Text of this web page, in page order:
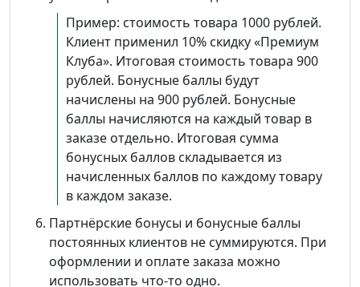
Пример: стоимость товара 1000 рублей.
Клиент применил 10% скидку «Премиум
Клуба». Итоговая стоимость товара 900
рублей. Бонусные баллы будут
начислены на 900 рублей. Бонусные
баллы начисляются на каждый товар в
заказе отдельно. Итоговая сумма
бонусных баллов складывается из
начисленных баллов по каждому товару
в каждом заказе.
Партнёрские бонусы и бонусные баллы
постоянных клиентов не суммируются. При
оформлении и оплате заказа можно
использовать что-то одно.